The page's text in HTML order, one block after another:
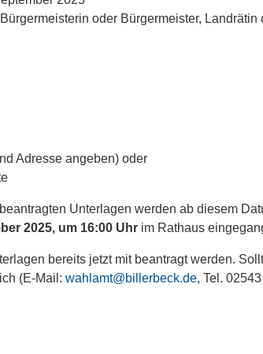
Bürgermeisterin oder Bürgermeister,
Adresse angeben) oder
Unterlagen werden ab diesem
2025, um 16:00 Uhrim Rathaus
bereits jetzt mit beantragt werden.
(E-Mail: wahlamt@billerbeck.de, Tel.